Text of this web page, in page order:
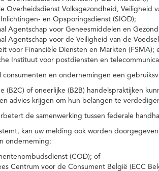
Overheidsdienst Volksgezondheid, Veiligheid
en Opsporingsdienst (SIOD);
Agentschap voor Geneesmiddelen en
Agentschap voor de Veiligheid van de
voor Financiële Diensten en Markten (FSMA);
Instituut voor postdiensten en
consumenten en ondernemingen een
(B2C) of oneerlijke (B2B) handelspraktijken
advies krijgen om hun belangen te
de samenwerking tussen federale
kan uw melding ook worden
onderneming:
(COD); of
Centrum voor de Consument België (ECC